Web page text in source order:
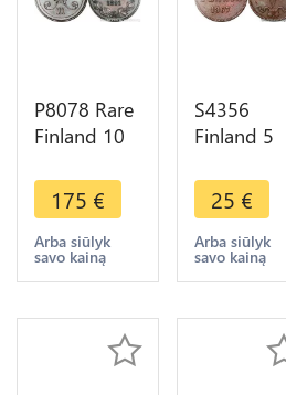
P8078 Rare
Finland 10
Alexander
III 1891 AU
-> Make
offer
175 €
Arba siūlyk
savo kainą
S4356
Finland 5
Alexandre II
1867 - Faire
Offre
25 €
Arba siūlyk
savo kainą